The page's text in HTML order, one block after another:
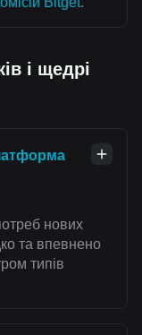
і щедрі
нових
та впевнено
типів